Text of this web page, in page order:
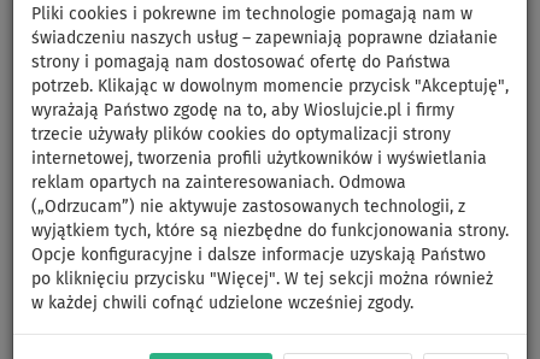
Pliki cookies i pokrewne im technologie pomagają nam w
świadczeniu naszych usług – zapewniają poprawne działanie
strony i pomagają nam dostosować ofertę do Państwa
potrzeb. Klikając w dowolnym momencie przycisk "Akceptuję",
wyrażają Państwo zgodę na to, aby Wioslujcie.pl i firmy
trzecie używały plików cookies do optymalizacji strony
internetowej, tworzenia profili użytkowników i wyświetlania
reklam opartych na zainteresowaniach. Odmowa
(„Odrzucam”) nie aktywuje zastosowanych technologii, z
wyjątkiem tych, które są niezbędne do funkcjonowania strony.
Opcje konfiguracyjne i dalsze informacje uzyskają Państwo
po kliknięciu przycisku "Więcej". W tej sekcji można również
w każdej chwili cofnąć udzielone wcześniej zgody.
Ponton GLADIATOR CLASSIC
B370AL black turquoise -
pompowana łódź z
aluminiową podłogą - zestaw:
bez silnika
DO
WIOSŁO W